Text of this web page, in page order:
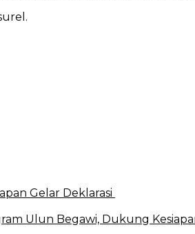
Gelar Deklarasi
Ulun Begawi, Dukung